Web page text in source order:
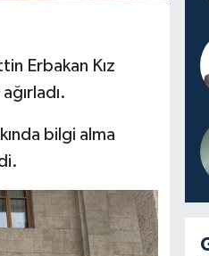
Erbakan Kız
bilgi alma